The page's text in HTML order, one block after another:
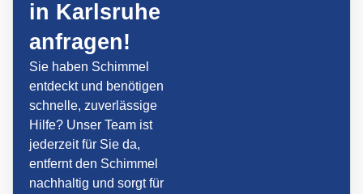
in Karlsruhe
anfragen!
Sie haben Schimmel
entdeckt und benötigen
schnelle, zuverlässige
Hilfe? Unser Team ist
jederzeit für Sie da,
entfernt den Schimmel
nachhaltig und sorgt für